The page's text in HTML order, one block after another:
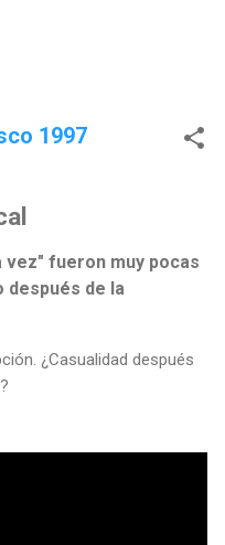
1997
vez" fueron muy pocas
después de la
¿Casualidad después